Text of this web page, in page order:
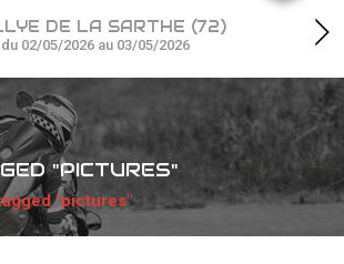
TV
DE LA SARTHE (72)
du 02/05/2026 au 03/05/2026
"PICTURES"
"pictures"